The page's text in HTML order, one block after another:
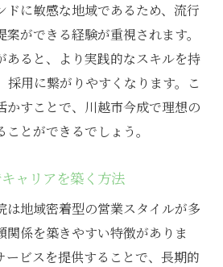
ナルな環境で成長する川越市今
ョナルを目指す人に最適な求
のプロフェッショナルな美容
たらす成長の重要性
美容院での実務経験談
ョナルなチームで働く喜び
きる職場の選び方
ドに敏感な地域であるため、流行
ができる経験が重視されます。
あると、より実践的なスキルを持
採用に繋がりやすくなります。こ
かすことで、川越市今成で理想の
とができるでしょう。
ャリアを築く方法
は地域密着型の営業スタイルが多
関係を築きやすい特徴がありま
ービスを提供することで、長期的